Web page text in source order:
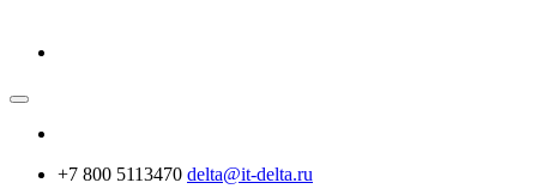
+7 800 5113470 delta@it-delta.ru